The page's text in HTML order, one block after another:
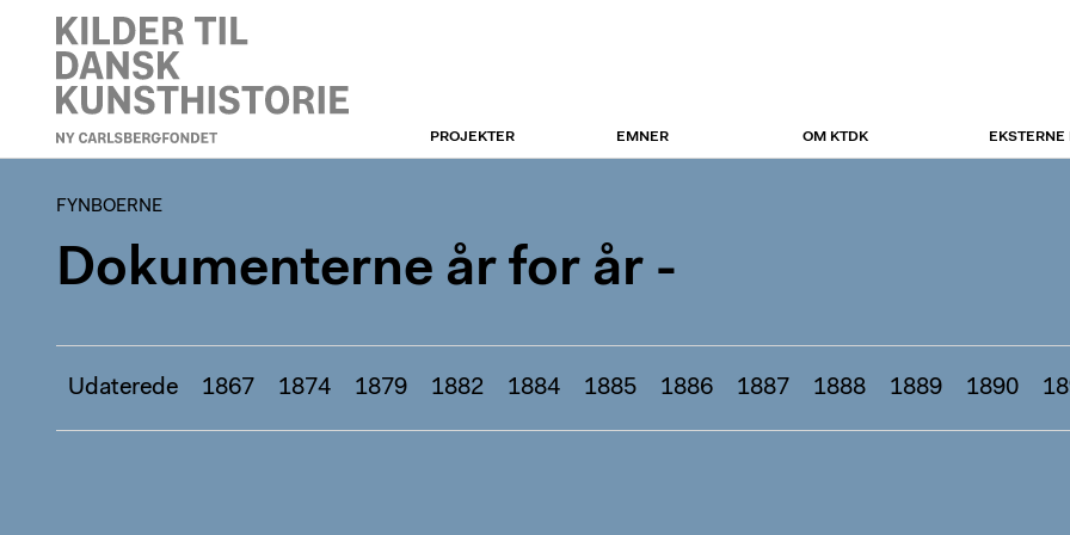
FYNBOERNE
PROJEKTER EMNER OM KTDK EKSTERNE
FYNBOERNE
Dokumenterne år for år -
Udaterede 1867 1874 1879 1882 1884 1885 1886 1887 1888 1889 1890